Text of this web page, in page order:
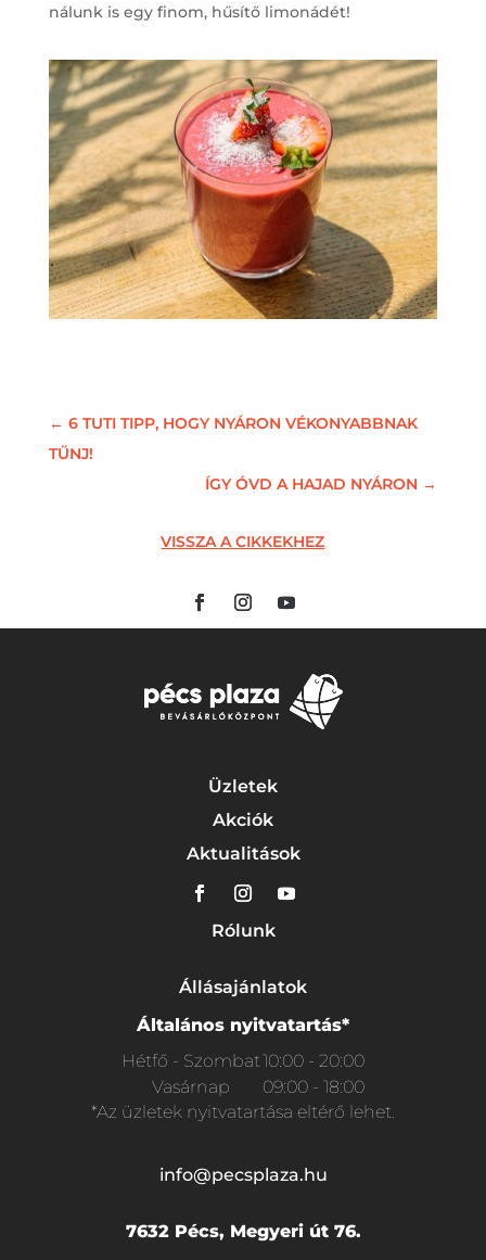
nálunk is egy finom, hűsítő limonádét!
← 6 TUTI TIPP, HOGY NYÁRON VÉKONYABBNAK
TŰNJ!
ÍGY ÓVD A HAJAD NYÁRON →
VISSZA A CIKKEKHEZ
Üzletek
Akciók
Aktualitások
Rólunk
Állásajánlatok
Általános nyitvatartás*
Hétfő - Szombat10:00 - 20:00
Vasárnap
09:00 - 18:00
*Az üzletek nyitvatartása eltérő lehet.
info@pecsplaza.hu
7632 Pécs, Megyeri út 76.